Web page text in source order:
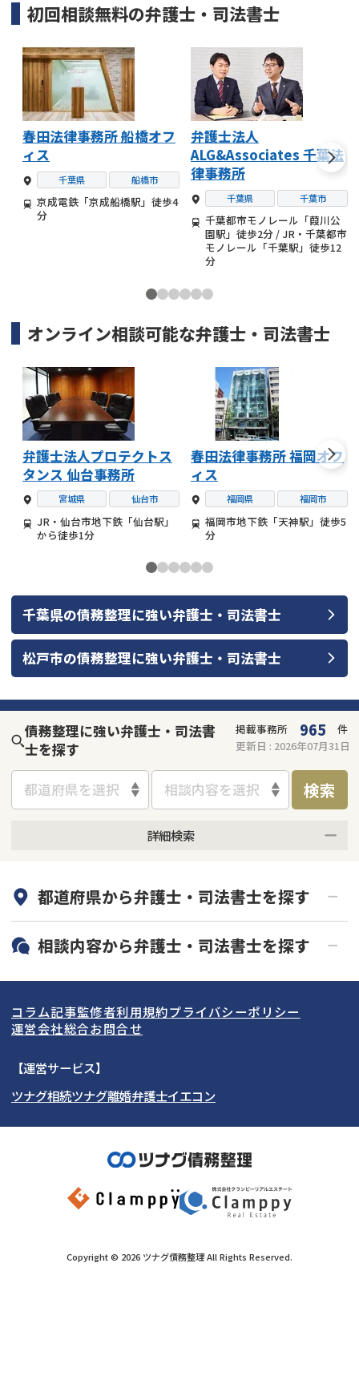
初回相談無料の弁護士・司法書士
春田法律事務所 船橋オフ
ィス
千葉県 船橋市
京成電鉄「京成船橋駅」徒歩4
分
弁護士法人
ALG&Associates 千葉法
律事務所
千葉県 千葉市
千葉都市モノレール「葭川公
園駅」徒歩2分 / JR・千葉都市
モノレール「千葉駅」徒歩12
分
オンライン相談可能な弁護士・司法書士
弁護士法人プロテクトス
タンス 仙台事務所
宮城県 仙台市
JR・仙台市地下鉄「仙台駅」
から徒歩1分
春田法律事務所 福岡オフ
ィス
福岡県 福岡市
福岡市地下鉄「天神駅」徒歩5
分
千葉県の債務整理に強い弁護士・司法書士
松戸市の債務整理に強い弁護士・司法書士
債務整理に強い弁護士・司法書
士を探す
掲載事務所 965
件
更新日 : 2026年07月31日
都道府県を選択 相談内容を選択 検索
詳細検索
初回相談無料
土日祝の相談可能
都道府県から弁護士・司法書士を探す
北海道・東北
北海道 青森県
岩手県 宮城県
秋田県
福島県
関東
東京都 神奈川県
埼玉県
茨城県 群馬県
東海
愛知県
岐阜県 山梨県
関西
大阪府 京都府
奈良県
和歌山県
北陸・甲信越
石川県
富山県
岡山県
九州・沖縄
相談内容から弁護士・司法書士を探す
任意整理
個人再生
会社破産・法人破産
消費者金融・サラ金
カードローン・クレジッ
ト会社
奨学金
コラム記事監修者利用規約プライバシーポリシー
運営会社総合お問合せ
【運営サービス】
ツナグ相続ツナグ離婚弁護士イエコン
Copyright © 2026 ツナグ債務整理All Rights Reserved.